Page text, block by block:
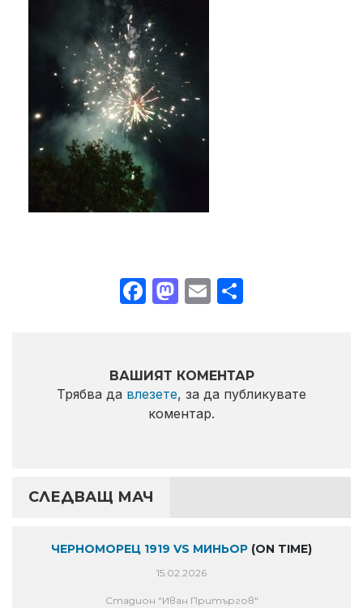
Facebook
Mastodon
Email
ВАШИЯТ КОМЕНТАР
Трябва да влезете, за да публикувате
коментар.
СЛЕДВАЩ МАЧ
ЧЕРНОМОРЕЦ 1919 VS МИНЬОР (ON TIME)
15.02.2026
Стадион "Иван Притъргов"